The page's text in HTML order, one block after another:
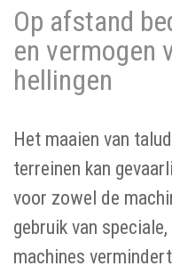
Op afstand
en vermogen
hellingen
Het maaien van
terreinen kan
voor zowel de
gebruik van
machines